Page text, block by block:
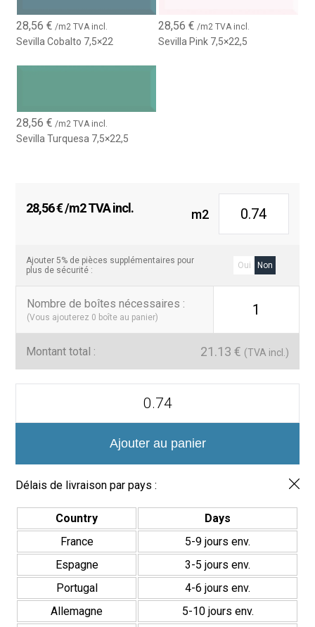
28,56€ /m2 TVA incl.
Sevilla Cobalto 7,5×22
28,56 € /m2 TVA incl.
Sevilla Pink 7,5×22,5
28,56€ /m2 TVA incl.
Sevilla Turquesa 7,5×22,5
28,56€/m2 TVA incl. m2
Ajouter 5% de pièces supplémentaires pour
plus de sécurité :
Oui Non
Nombre de boîtes nécessaires :
(Vous ajouterez 0 boîte au panier) 1
Montant total : 21.13 € (TVA incl.)
Ajouter au panier
Délais de livraison par pays :
Country
Days
France
5-9 jours env.
Espagne
3-5 jours env.
Portugal
4-6 jours env.
Allemagne
5-10 jours env.